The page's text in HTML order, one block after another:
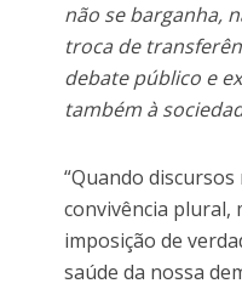
não se barganha,
troca de
debate público e
também à
“Quando
convivência plural,
imposição de
saúde da nossa